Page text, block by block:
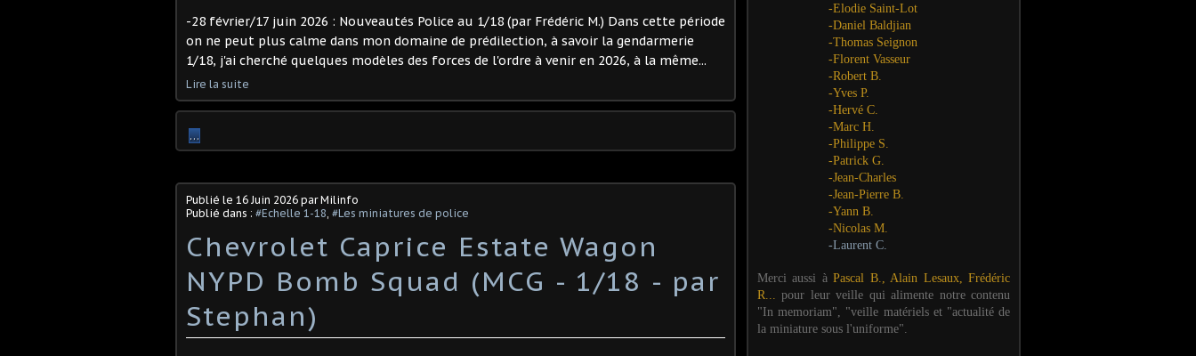
-28 février/17 juin 2026 : Nouveautés Police au 1/18 (par Frédéric M.) Dans cette période
on ne peut plus calme dans mon domaine de prédilection, à savoir la gendarmerie
1/18, j'ai cherché quelques modèles des forces de l'ordre à venir en 2026, à la même...
Lire la suite
…
Publié le 16 Juin 2026 par Milinfo
Publié dans : #Echelle 1-18, #Les miniatures de police
Chevrolet Caprice Estate Wagon
NYPD Bomb Squad (MCG - 1/18 - par
Stephan) ​
-Elodie Saint-Lot
-Daniel Baldjian
-Thomas Seignon
-Florent Vasseur
-Robert B.
-Yves P.
-Hervé C.
-Marc H.
-Philippe S.
-Patrick G.
-Jean-Charles
-Jean-Pierre B.
-Yann B.
-Nicolas M.
-Laurent C.
Merci aussi àPascal B., Alain Lesaux, Frédéric
R...pour leur veille qui alimente notre contenu
"In memoriam", "veille matériels et "actualité de
la miniature sous l'uniforme".